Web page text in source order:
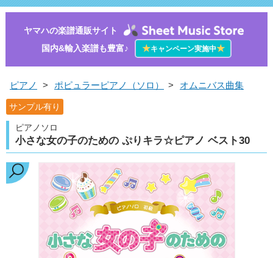
ヤマハの楽譜通販サイト
国内&輸入楽譜も豊富♪
★キャンペーン実施中★
ピアノ > ポピュラーピアノ（ソロ） > オムニバス曲集
サンプル有り
ピアノソロ
小さな女の子のための ぷりキラ☆ピアノ ベスト30